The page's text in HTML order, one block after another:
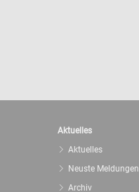
Aktuelles
Aktuelles
Neuste Meldungen
Archiv